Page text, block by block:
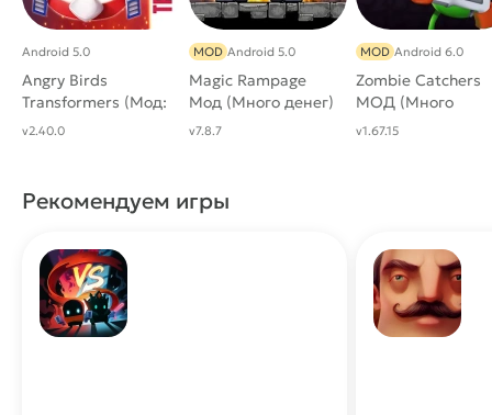
Angry Birds
Transformers (Мод:
Много денег)
Android 5.0
v2.40.0
Magic Rampage
Мод (Много денег)
MOD Android 5.0
v7.8.7
Zombie Catchers
МОД (Много
денег)
MOD Android 6.0
v1.67.15
Рекомендуем игры